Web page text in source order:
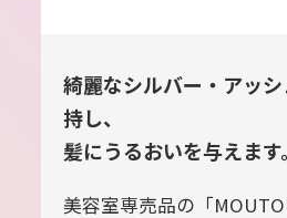
綺麗なシルバー・アッ
持し、
髪にうるおいを与えます。
美容室専売品の「